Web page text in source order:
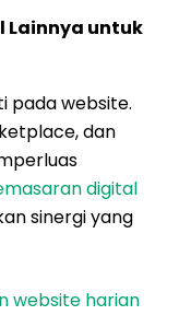
Lainnya untuk
pada website.
dan
digital
sinergi yang
website harian